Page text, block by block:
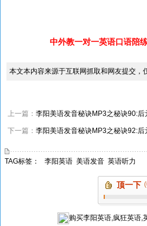
中外教一对一英语口语陪
本文本内容来源于互联网抓取和网友提交
上一篇： 李阳美语发音秘诀MP3之秘诀90:
下一篇： 李阳美语发音秘诀MP3之秘诀92:
TAG标签： 李阳英语 美语发音 英语听力
顶一下
购买李阳英语,疯狂英语,